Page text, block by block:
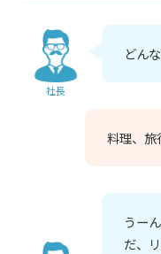
社長
どん
料理、旅
うー
だ、